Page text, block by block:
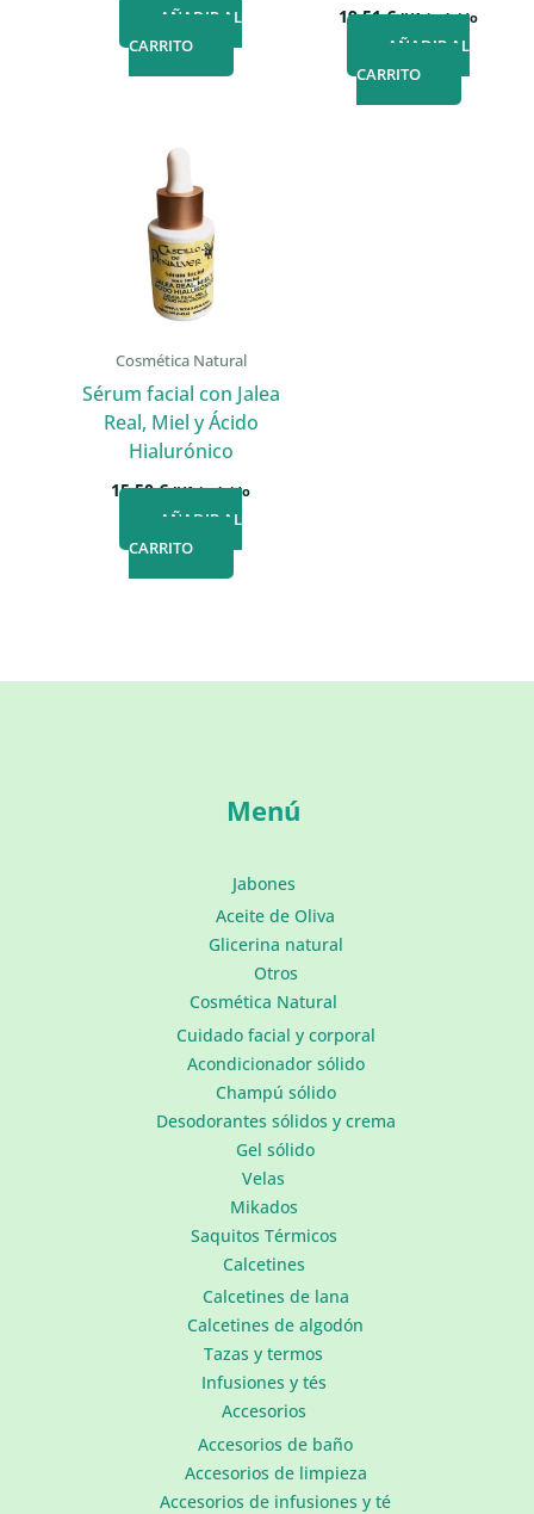
AÑADIR AL
CARRITO
19,51€ IVA incluido
AÑADIR AL
CARRITO
Cosmética Natural
Sérum facial con Jalea
Real, Miel y Ácido
Hialurónico
15,50€ IVA incluido
AÑADIR AL
CARRITO
Menú
Jabones
Aceite de Oliva
Glicerina natural
Otros
Cosmética Natural
Cuidado facial y corporal
Acondicionador sólido
Champú sólido
Desodorantes sólidos y crema
Gel sólido
Velas
Mikados
Saquitos Térmicos
Calcetines
Calcetines de lana
Calcetines de algodón
Tazas y termos
Infusiones y tés
Accesorios
Accesorios de baño
Accesorios de limpieza
Accesorios de infusiones y té